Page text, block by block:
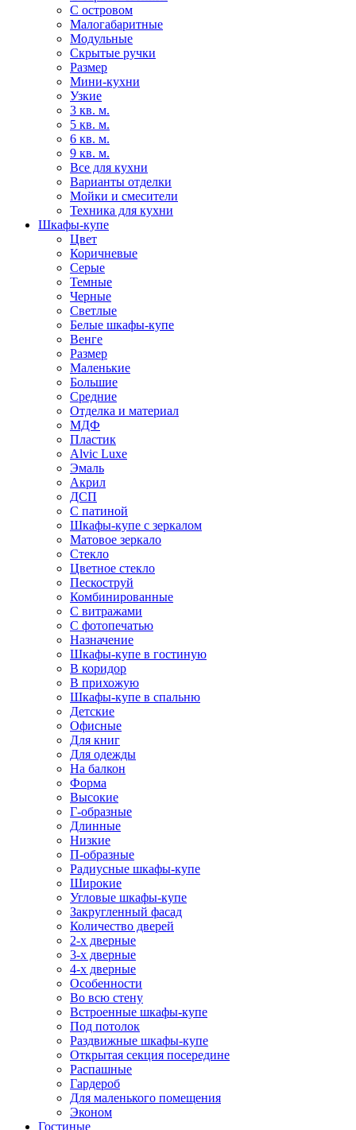
С островом
Малогабаритные
Модульные
Скрытые ручки
Размер
Мини-кухни
Узкие
3 кв. м.
5 кв. м.
6 кв. м.
9 кв. м.
Все для кухни
Варианты отделки
Мойки и смесители
Техника для кухни
Шкафы-купе
Цвет
Коричневые
Серые
Темные
Черные
Светлые
Белые шкафы-купе
Венге
Размер
Маленькие
Большие
Средние
Отделка и материал
МДФ
Пластик
Alvic Luxe
Эмаль
Акрил
ДСП
С патиной
Шкафы-купе с зеркалом
Матовое зеркало
Стекло
Цветное стекло
Пескоструй
Комбинированные
С витражами
С фотопечатью
Назначение
Шкафы-купе в гостиную
В коридор
В прихожую
Шкафы-купе в спальню
Детские
Офисные
Для книг
Для одежды
На балкон
Форма
Высокие
Г-образные
Длинные
Низкие
П-образные
Радиусные шкафы-купе
Широкие
Угловые шкафы-купе
Закругленный фасад
Количество дверей
2-х дверные
3-х дверные
4-х дверные
Особенности
Во всю стену
Встроенные шкафы-купе
Под потолок
Раздвижные шкафы-купе
Открытая секция посередине
Распашные
Гардероб
Для маленького помещения
Эконом
Гостиные